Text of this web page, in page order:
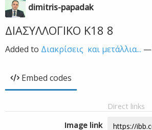
dimitris-papadak
ΔΙΑΣΥΛΛΟΓΙΚΟ Κ18 8
Added to Διακρίσεις και μετάλλια... —
Embed codes
Direct links
Image link